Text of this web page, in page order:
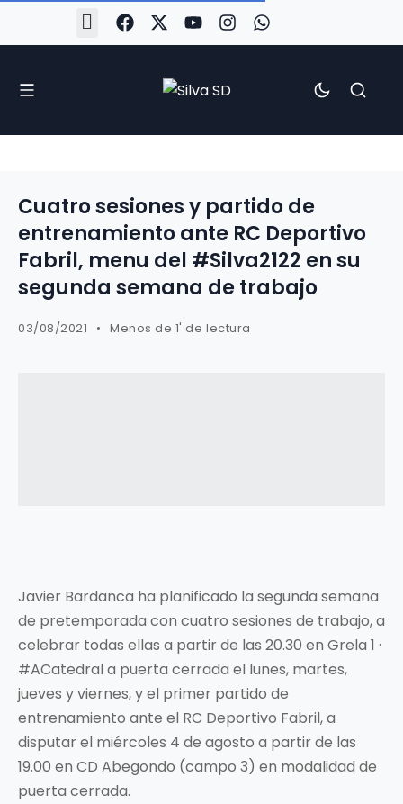
Cuatro sesiones y partido de
entrenamiento ante RC Deportivo
Fabril, menu del #Silva2122 en su
segunda semana de trabajo
03/08/2021 Menos de 1' de lectura
Javier Bardanca ha planificado la segunda semana
de pretemporada con cuatro sesiones de trabajo, a
celebrar todas ellas a partir de las 20.30 en Grela 1 ·
#ACatedral a puerta cerrada el lunes, martes,
jueves y viernes, y el primer partido de
entrenamiento ante el RC Deportivo Fabril, a
disputar el miércoles 4 de agosto a partir de las
19.00 en CD Abegondo (campo 3) en modalidad de
puerta cerrada.